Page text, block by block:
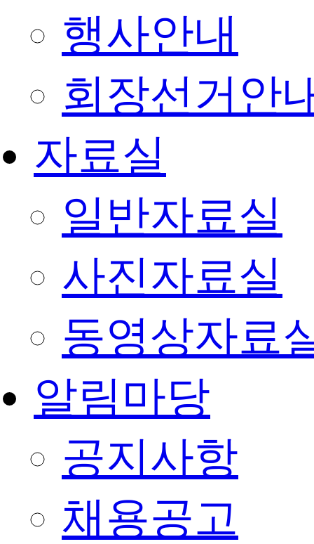
행사안내
회장선거안
자료실
일반자료실
사진자료실
동영상자료
알림마당
공지사항
채용공고